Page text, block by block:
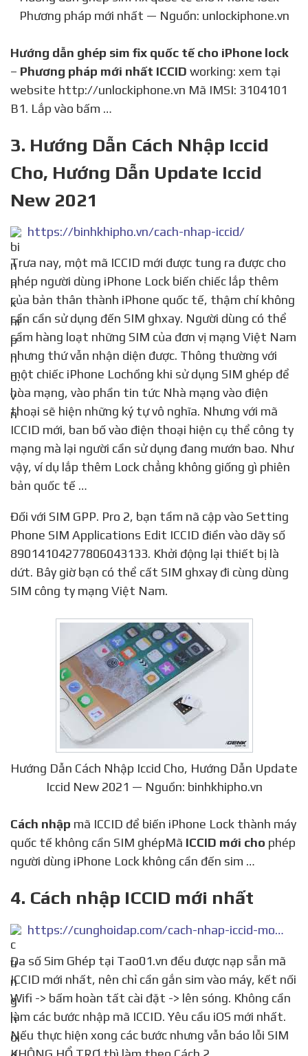
Phương pháp mới nhất — Nguồn: unlockiphone.vn
Hướng dẫn ghép sim fix quốc tế cho iPhone lock
– Phương pháp mới nhất ICCID working: xem tại
website http://unlockiphone.vn Mã IMSI: 3104101
B1. Lắp vào bấm …
3. Hướng Dẫn Cách Nhập Iccid
Cho, Hướng Dẫn Update Iccid
New 2021
https://binhkhipho.vn/cach-nhap-iccid/
Trưa nay, một mã ICCID mới được tung ra được cho
phép người dùng iPhone Lock biến chiếc lắp thêm
của bản thân thành iPhone quốc tế, thậm chí không
cần cần sử dụng đến SIM ghxay. Người dùng có thể
cầm hàng loạt những SIM của đơn vị mạng Việt Nam
nhưng thứ vẫn nhận diện được. Thông thường với
một chiếc iPhone Lochồng khi sử dụng SIM ghép để
hòa mạng, vào phần tin tức Nhà mạng vào điện
thoại sẽ hiện những ký tự vô nghĩa. Nhưng với mã
ICCID mới, ban bố vào điện thoại hiện cụ thể công ty
mạng mà lại người cần sử dụng đang mướn bao. Như
vậy, ví dụ lắp thêm Lock chẳng không giống gì phiên
bản quốc tế …
Đối với SIM GPP. Pro 2, bạn tầm nã cập vào Setting
Phone SIM Applications Edit ICCID điền vào dãy số
89014104277806043133. Khởi động lại thiết bị là
dứt. Bây giờ bạn có thể cất SIM ghxay đi cùng dùng
SIM công ty mạng Việt Nam.
Hướng Dẫn Cách Nhập Iccid Cho, Hướng Dẫn Update
Iccid New 2021 — Nguồn: binhkhipho.vn
Cách nhập mã ICCID để biến iPhone Lock thành máy
quốc tế không cần SIM ghépMã ICCID mới cho phép
người dùng iPhone Lock không cần đến sim …
4. Cách nhập ICCID mới nhất
https://cunghoidap.com/cach-nhap-iccid-moi-nhat
Đa số Sim Ghép tại Tao01.vn đều được nạp sẵn mã
ICCID mới nhất, nên chỉ cần gắn sim vào máy, kết nối
Wifi -> bấm hoàn tất cài đặt -> lên sóng. Không cần
làm các bước nhập mã ICCID. Yêu cầu iOS mới nhất.
Nếu thực hiện xong các bước nhưng vẫn báo lỗi SIM